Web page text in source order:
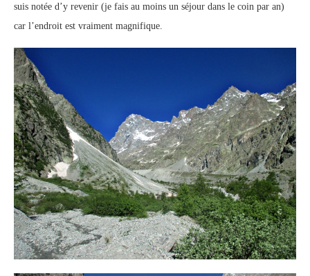
suis notée d’y revenir (je fais au moins un séjour dans le coin par an)
car l’endroit est vraiment magnifique.